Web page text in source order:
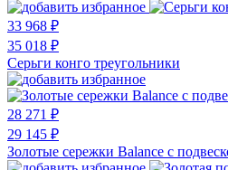
33 968 ₽
35 018 ₽
Серьги конго треугольники
28 271 ₽
29 145 ₽
Золотые сережки Balance с